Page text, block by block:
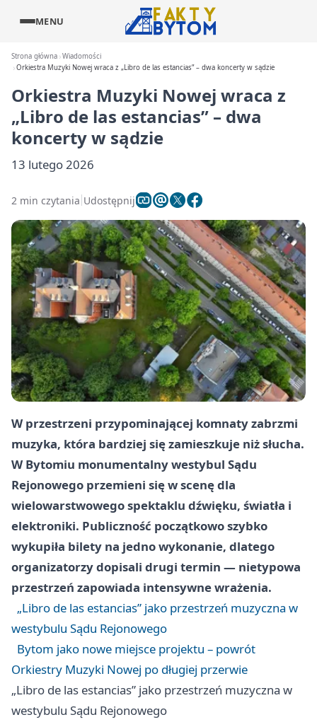
MENU
Strona główna Wiadomości
Orkiestra Muzyki Nowej wraca z „Libro de las estancias” – dwa koncerty w sądzie
Orkiestra Muzyki Nowej wraca z
„Libro de las estancias” – dwa
koncerty w sądzie
13 lutego 2026
2 min czytania Udostępnij
W przestrzeni przypominającej komnaty zabrzmi
muzyka, która bardziej się zamieszkuje niż słucha.
W Bytomiu monumentalny westybul Sądu
Rejonowego przemieni się w scenę dla
wielowarstwowego spektaklu dźwięku, światła i
elektroniki. Publiczność początkowo szybko
wykupiła bilety na jedno wykonanie, dlatego
organizatorzy dopisali drugi termin — nietypowa
przestrzeń zapowiada intensywne wrażenia.
„Libro de las estancias” jako przestrzeń muzyczna w
westybulu Sądu Rejonowego
Bytom jako nowe miejsce projektu – powrót
Orkiestry Muzyki Nowej po długiej przerwie
„Libro de las estancias” jako przestrzeń muzyczna w
westybulu Sądu Rejonowego